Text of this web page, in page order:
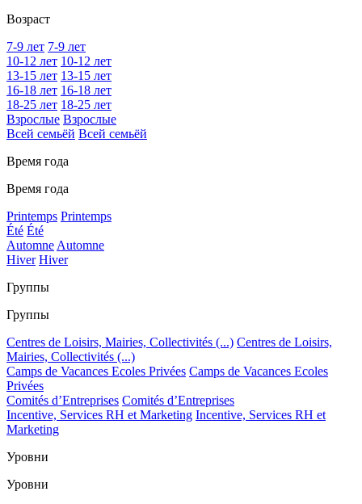
Возраст
7-9 лет 7-9 лет
10-12 лет 10-12 лет
13-15 лет 13-15 лет
16-18 лет 16-18 лет
18-25 лет 18-25 лет
Взрослые Взрослые
Всей семьёй Всей семьёй
Время года
Время года
Printemps Printemps
Été Été
AutomneAutomne
Hiver Hiver
Группы
Группы
Centres de Loisirs, Mairies, Collectivités (...) Centres de Loisirs,
Mairies, Collectivités (...)
Camps de Vacances Ecoles Privées Camps de Vacances Ecoles
Privées
Comités d’Entreprises Comités d’Entreprises
Incentive, Services RH et Marketing Incentive, Services RH et
Marketing
Уровни
Уровни